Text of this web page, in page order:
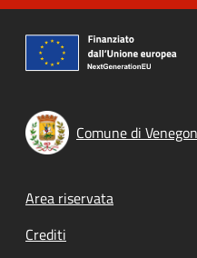
Comune di
Footer menu
Area riservata
Crediti